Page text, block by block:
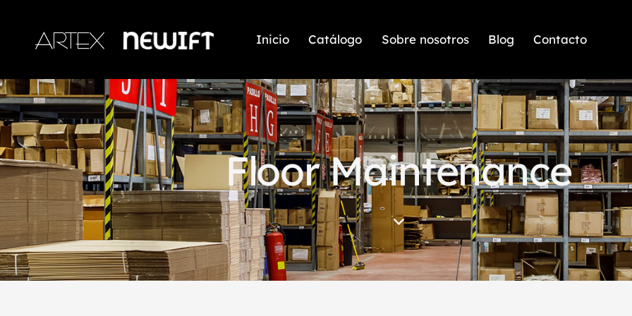
Inicio Catálogo Sobre nosotros Blog Contacto
Floor Maintenance